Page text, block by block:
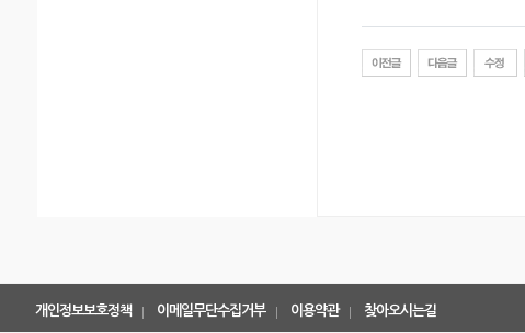
개인정보보호정책 이메일무단수집거부 이용약관 찾아오시는길